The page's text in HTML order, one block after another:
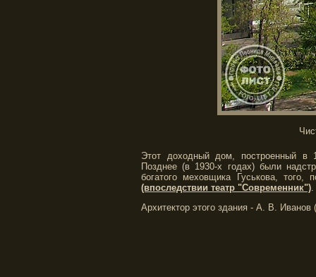
Этот доходный дом, построенный в
Позднее (в 1930-х годах) были
богатого меховщика Гуськова,
(впоследствии театр "Современник").
Архитектор этого здания - А. В. Иванов